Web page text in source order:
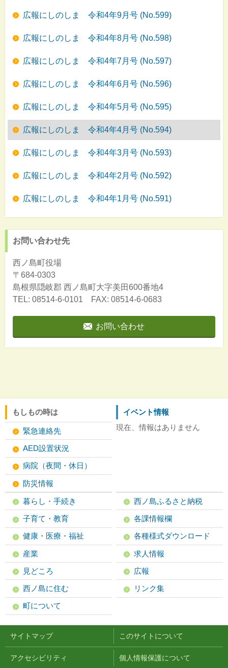
広報にしのしま 令和4年9月号 (No.599)
広報にしのしま 令和4年8月号 (No.598)
広報にしのしま 令和4年7月号 (No.597)
広報にしのしま 令和4年6月号 (No.596)
広報にしのしま 令和4年5月号 (No.595)
広報にしのしま 令和4年4月号 (No.594)
広報にしのしま 令和4年3月号 (No.593)
広報にしのしま 令和4年2月号 (No.592)
広報にしのしま 令和4年1月号 (No.591)
お問い合わせ先
西ノ島町役場
〒684-0303
島根県隠岐郡 西ノ島町大字美田600番地4
TEL: 08514-6-0101 FAX: 08514-6-0683
お問い合わせ
もしもの時は
緊急連絡先
AED設置状況
病院（夜間・休日）
防災情報
イベント情報
現在、情報はありません
暮らし・手続き
子育て・教育
健康・医療・福祉
産業
見どころ
西ノ島に住む
町について
西ノ島ふるさと納税
各課情報欄
各種様式ダウンロード
求人情報
広報
リンク集
サイトマップ このサイトについて
アクセシビリティ 個人情報保護について